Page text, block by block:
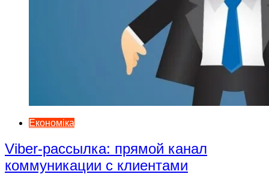
Економіка
Viber-рассылка: прямой канал
коммуникации с клиентами